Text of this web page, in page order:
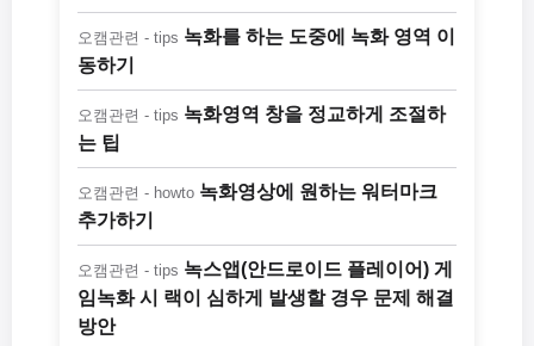
오캠관련 - tips 녹화를 하는 도중에 녹화 영역 이
동하기
오캠관련 - tips 녹화영역 창을 정교하게 조절하
는 팁
오캠관련 - howto 녹화영상에 원하는 워터마크
추가하기
오캠관련 - tips 녹스앱(안드로이드 플레이어) 게
임녹화 시 랙이 심하게 발생할 경우 문제 해결
방안